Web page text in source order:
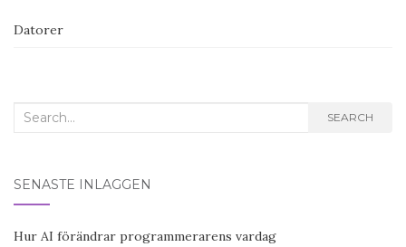
Datorer
Search
SEARCH
SENASTE INLÄGGEN
Hur AI förändrar programmerarens vardag